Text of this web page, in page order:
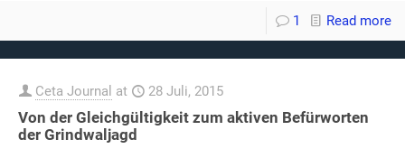
1 Read more
Ceta Journal at 28 Juli, 2015
Von der Gleichgültigkeit zum aktiven Befürworten
der Grindwaljagd